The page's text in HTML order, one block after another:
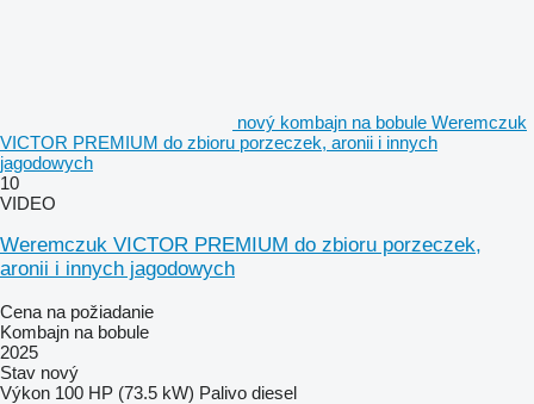
nový kombajn na bobule Weremczuk
VICTOR PREMIUM do zbioru porzeczek, aronii i innych
jagodowych
10
VIDEO
Weremczuk VICTOR PREMIUM do zbioru porzeczek,
aronii i innych jagodowych
Cena na požiadanie
Kombajn na bobule
2025
Stav nový
Výkon 100 HP (73.5 kW) Palivo diesel